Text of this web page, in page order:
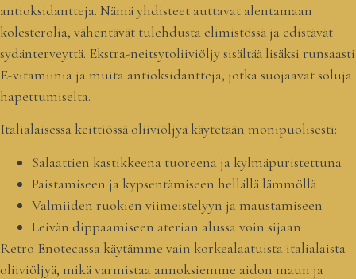
antioksidantteja. Nämä yhdisteet auttavat alentamaan
kolesterolia, vähentävät tulehdusta elimistössä ja edistävät
sydänterveyttä. Ekstra-neitsytoliiviöljy sisältää lisäksi runsaasti
E-vitamiinia ja muita antioksidantteja, jotka suojaavat soluja
hapettumiselta.
Italialaisessa keittiössä oliiviöljyä käytetään monipuolisesti:
Salaattien kastikkeena tuoreena ja kylmäpuristettuna
Paistamiseen ja kypsentämiseen hellällä lämmöllä
Valmiiden ruokien viimeistelyyn ja maustamiseen
Leivän dippaamiseen aterian alussa voin sijaan
Retro Enotecassa käytämme vain korkealaatuista italialaista
oliiviöljyä, mikä varmistaa annoksiemme aidon maun ja